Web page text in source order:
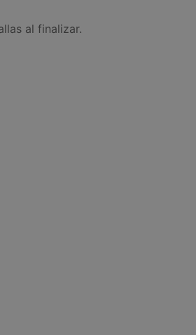
al finalizar.